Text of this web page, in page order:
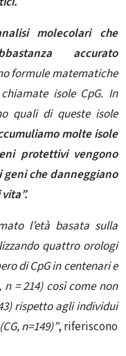
molecolari che
accurato
formule matematiche
isole CpG. In
quali di queste isole
molte isole
protettivi vengono
che danneggiano
l’età basata sulla
quattro orologi
di CpG in centenari e
n = 214) così come non
rispetto agli individui
n=149)”, riferiscono